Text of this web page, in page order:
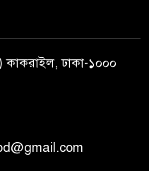
ঢাকা-১০০০